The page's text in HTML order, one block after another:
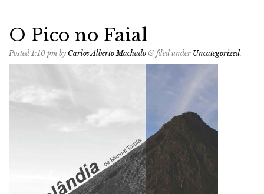
O Pico no Faial
Posted 1:10 pm by Carlos Alberto Machado & filed under Uncategorized.